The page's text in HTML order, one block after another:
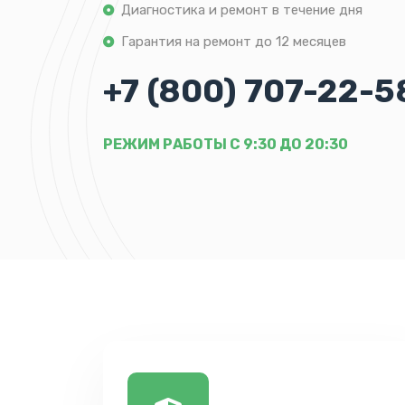
Диагностика и ремонт в течение дня
Гарантия на ремонт до 12 месяцев
+7 (800) 707-22-
РЕЖИМ РАБОТЫ С 9:30 ДО 20:30